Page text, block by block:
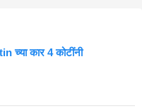
च्या कार 4 कोटींनी